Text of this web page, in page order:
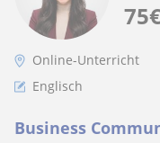
75
Online-Unterricht
Englisch
Business